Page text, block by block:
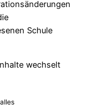
Schule
wechselt